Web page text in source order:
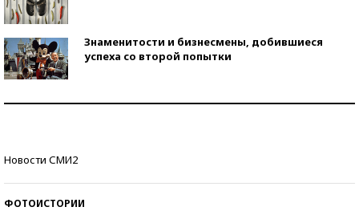
Знаменитости и бизнесмены, добившиеся
успеха со второй попытки
Новости СМИ2
ФОТОИСТОРИИ